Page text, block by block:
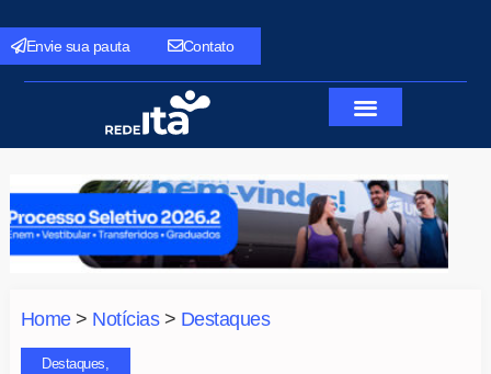
Envie sua pauta Contato
Home> Notícias> Destaques
Destaques